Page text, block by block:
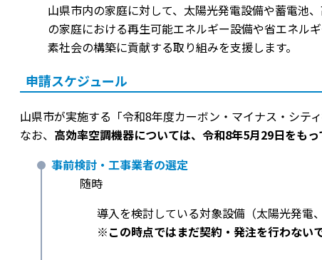
山県市内の家庭に対して、太陽光発電設備や蓄電池
の家庭における再生可能エネルギー設備や省エネル
素社会の構築に貢献する取り組みを支援します。
申請スケジュール
山県市が実施する「令和8年度カーボン・マイナス・シテ
なお、 高効率空調機器については、令和8年5月29日をも
事前検討・工事業者の選定
随時
導入を検討している対象設備（太陽光発電
※この時点ではまだ契約・発注を行わない